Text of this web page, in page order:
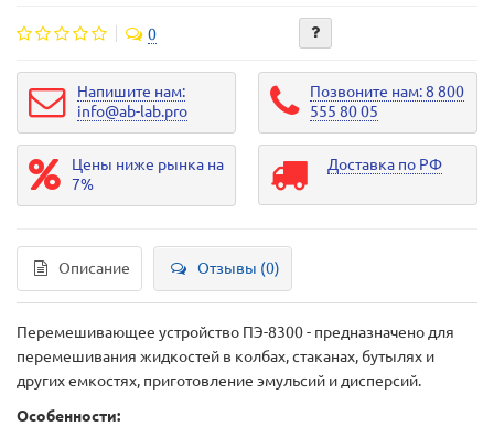
0
Напишите нам:
info@ab-lab.pro
Позвоните нам: 8 800
555 80 05
Цены ниже рынка на
7%
Доставка по РФ
Описание Отзывы (0)
Перемешивающее устройство ПЭ-8300 - предназначено для
перемешивания жидкостей в колбах, стаканах, бутылях и
других емкостях, приготовление эмульсий и дисперсий.
Особенности: